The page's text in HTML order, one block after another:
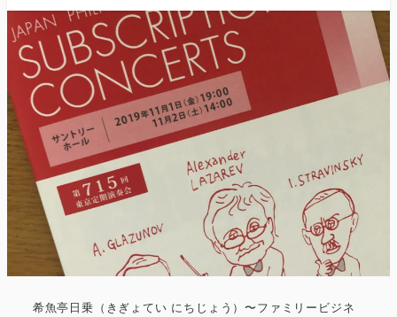
希魚亭日乗（きぎょてい にちじょう）〜ファミリービジネ